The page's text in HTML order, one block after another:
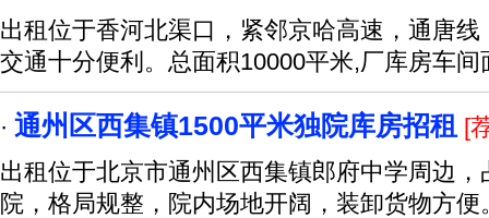
出租位于香河北渠口，紧邻京哈高速，通唐
交通十分便利。总面积10000平米,厂库房车间
· 通州区西集镇1500平米独院库房招租 [
出租位于北京市通州区西集镇郎府中学周边
院，格局规整，院内场地开阔，装卸货物方